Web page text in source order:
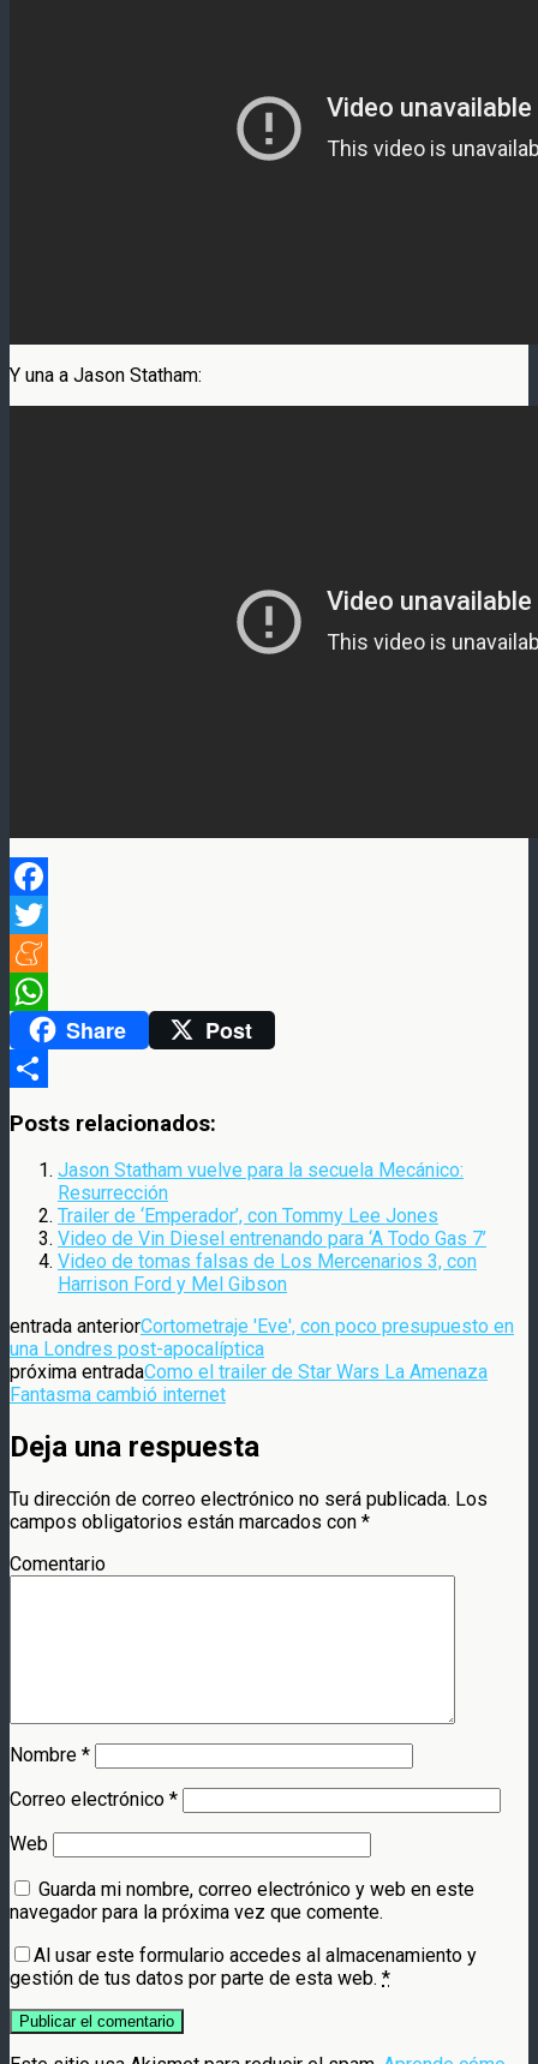
Y una a Jason Statham:
Facebook
Twitter
Meneame
WhatsAppShare Post
Posts relacionados:
Jason Statham vuelve para la secuela Mecánico:
Resurrección
Trailer de ‘Emperador’, con Tommy Lee Jones
Video de Vin Diesel entrenando para ‘A Todo Gas 7’
Video de tomas falsas de Los Mercenarios 3, con
Harrison Ford y Mel Gibson
entrada anteriorCortometraje 'Eve', con poco presupuesto en
una Londres post-apocalíptica
próxima entradaComo el trailer de Star Wars La Amenaza
Fantasma cambió internet
Deja una respuesta
Tu dirección de correo electrónico no será publicada. Los
campos obligatorios están marcados con *
Comentario
Nombre *
Correo electrónico *
Web
Guarda mi nombre, correo electrónico y web en este
navegador para la próxima vez que comente.
Al usar este formulario accedes al almacenamiento y
gestión de tus datos por parte de esta web. *